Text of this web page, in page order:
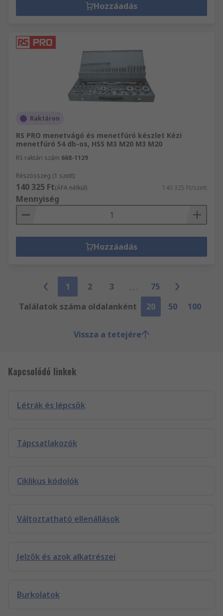
Hozzáadás
Raktáron
RS PRO menetvágó és menetfúró készlet Kézi
menetfúró 54 db-os, HSS M3 M20 M3 M20
RS raktári szám 668-1129
Részösszeg (1 szett)
140 325 Ft(ÁFA nélkül) 140 325 Ft/szett
Mennyiség
Hozzáadás
1 2 3
75
Találatok száma oldalanként
20 50 100
Vissza a tetejére
Kapcsolódó linkek
Létrák és lépcsők
Tápcsatlakozók
Ciklikus kódolók
Változtatható ellenállások
Jelzők és azok alkatrészei
Burkolatok